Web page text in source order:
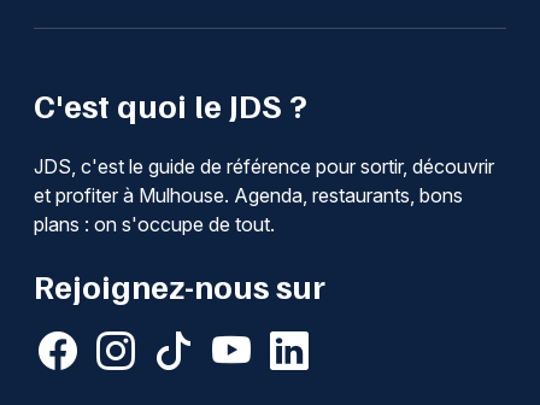
C'est quoi le JDS ?
JDS, c'est le guide de référence pour sortir, découvrir
et profiter à Mulhouse. Agenda, restaurants, bons
plans : on s'occupe de tout.
Rejoignez-nous sur